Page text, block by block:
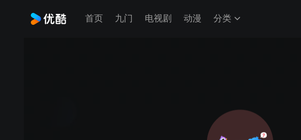
首页 九门 电视剧 动漫 分类